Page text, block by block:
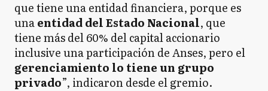
que tiene una entidad financiera, porque es
unaentidad del Estado Nacional, que
tiene más del 60% del capital accionario
inclusive una participación de Anses, pero el
gerenciamiento lo tiene un grupo
privado”, indicaron desde el gremio.